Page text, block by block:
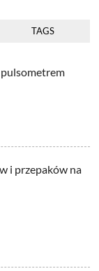
TAGS
i przepaków na